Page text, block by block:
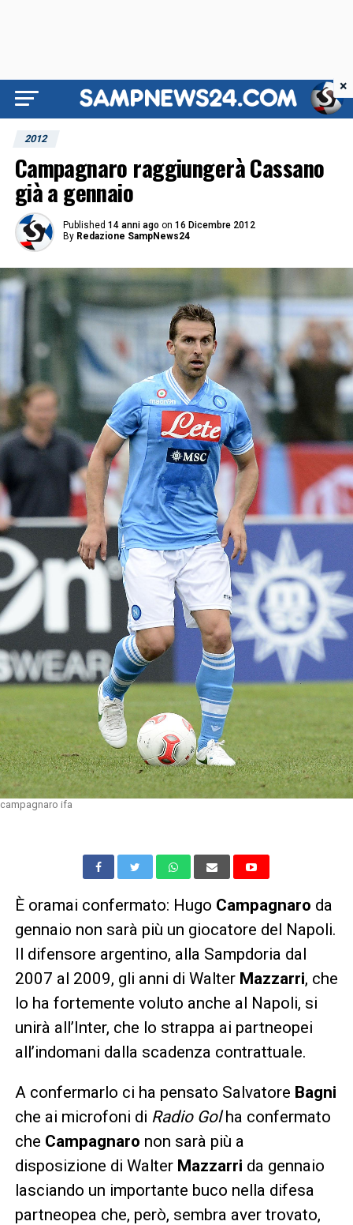
2012
Campagnaro raggiungerà Cassano
già a gennaio
Published 14 anni ago on 16 Dicembre 2012
By Redazione SampNews24
campagnaro ifa
È oramai confermato: Hugo Campagnaro da
gennaio non sarà più un giocatore del Napoli.
Il difensore argentino, alla Sampdoria dal
2007 al 2009, gli anni di Walter Mazzarri, che
lo ha fortemente voluto anche al Napoli, si
unirà all’Inter, che lo strappa ai partneopei
all’indomani dalla scadenza contrattuale.
A confermarlo ci ha pensato Salvatore Bagni
che ai microfoni di Radio Golha confermato
che Campagnaro non sarà più a
disposizione di Walter Mazzarri da gennaio
lasciando un importante buco nella difesa
partneopea che, però, sembra aver trovato,
×